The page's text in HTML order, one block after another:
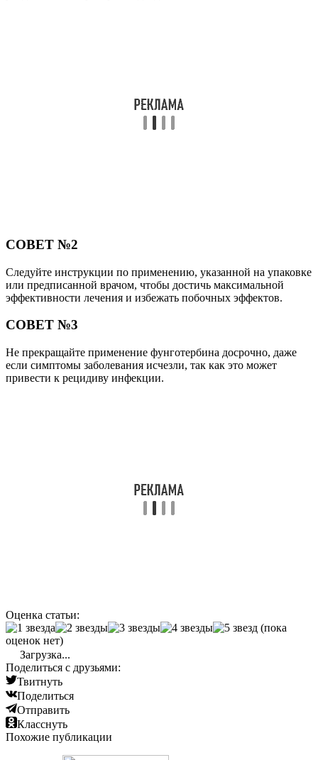
СОВЕТ №2
Следуйте инструкции по применению, указанной на упаковке
или предписанной врачом, чтобы достичь максимальной
эффективности лечения и избежать побочных эффектов.
СОВЕТ №3
Не прекращайте применение фунготербина досрочно, даже
если симптомы заболевания исчезли, так как это может
привести к рецидиву инфекции.
Оценка статьи:
(пока
оценок нет)
Загрузка...
Поделиться с друзьями:
Твитнуть
Поделиться
Отправить
Класснуть
Похожие публикации